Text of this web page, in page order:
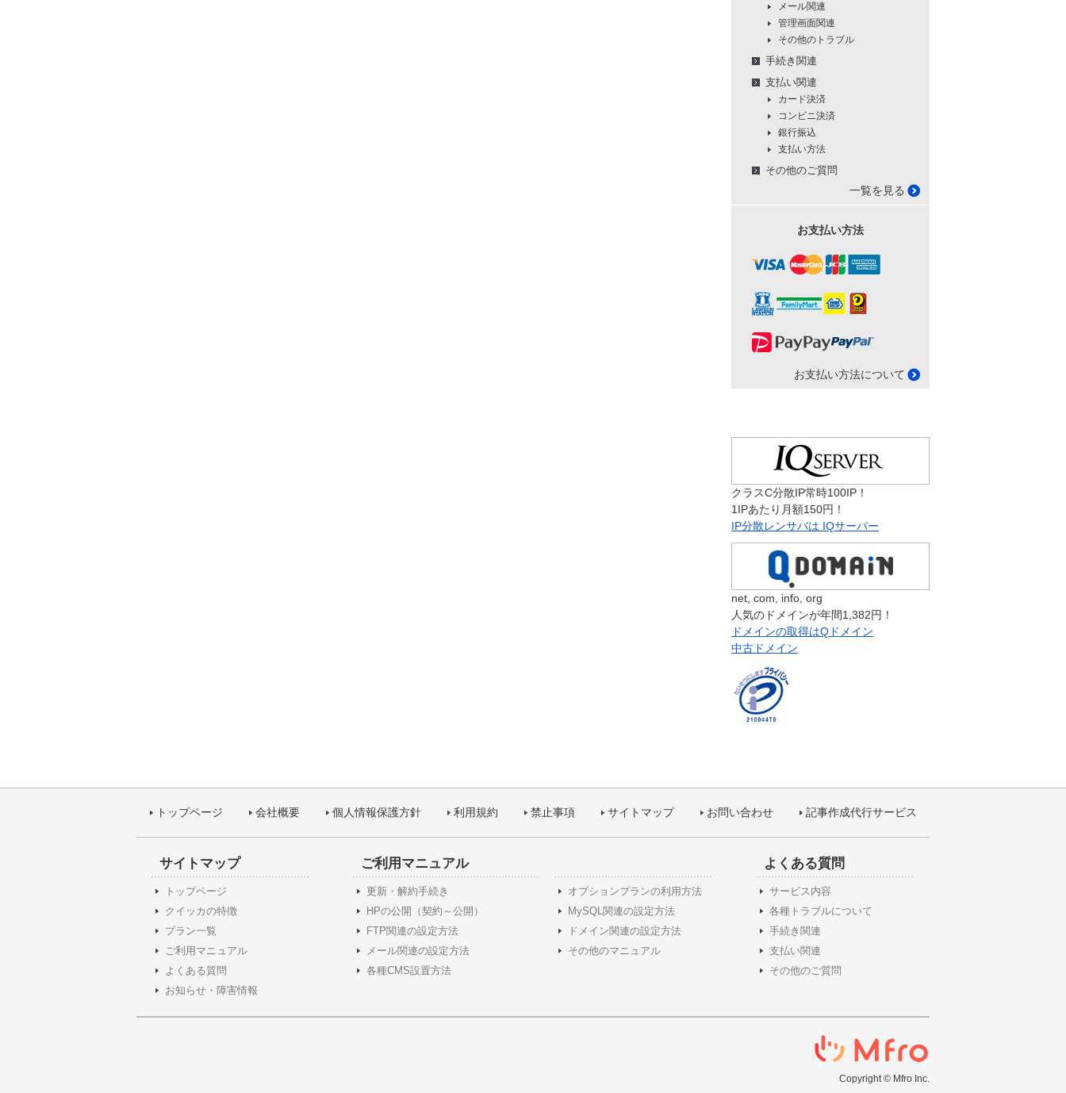
メール関連
管理画面関連
その他のトラブル
手続き関連
支払い関連
カード決済
コンビニ決済
銀行振込
支払い方法
その他のご質問
一覧を見る
お支払い方法
お支払い方法について
クラスC分散IP常時100IP！
1IPあたり月額150円！
IP分散レンサバは IQサーバー
net, com, info, org
人気のドメインが年間1,382円！
ドメインの取得はQドメイン
中古ドメイン
トップページ 会社概要 個人情報保護方針 利用規約 禁止事項 サイトマップ お問い合わせ 記事作成代行サービス
サイトマップ
トップページ
クイッカの特徴
プラン一覧
ご利用マニュアル
よくある質問
お知らせ・障害情報
ご利用マニュアル
更新・解約手続き
HPの公開（契約～公開）
FTP関連の設定方法
メール関連の設定方法
各種CMS設置方法
オプションプランの利用方法
MySQL関連の設定方法
ドメイン関連の設定方法
その他のマニュアル
よくある質問
サービス内容
各種トラブルについて
手続き関連
支払い関連
その他のご質問
Copyright © Mfro Inc.